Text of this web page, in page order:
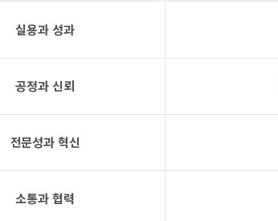
실용과 성과
공정과 신뢰
전문성과 혁신
소통과 협력